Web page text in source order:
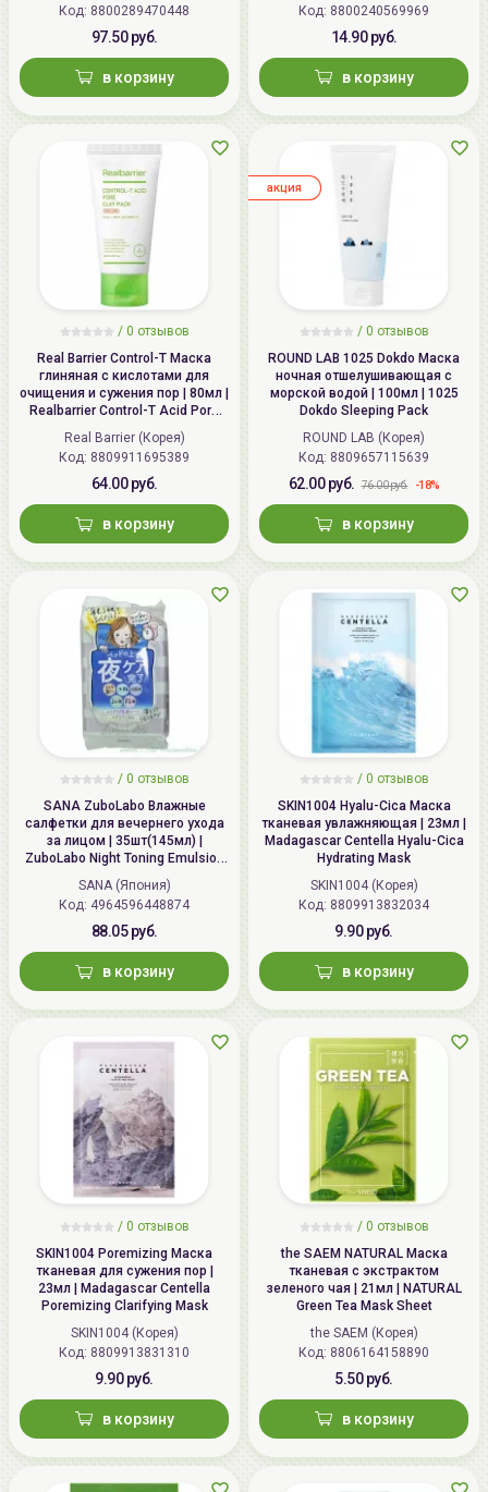
Код: 8800289470448
97.50 руб.
в корзину
Код: 8800240569969
14.90 руб.
в корзину
/ 0 отзывов
Real Barrier Control-T Маска
глиняная с кислотами для
очищения и сужения пор | 80мл |
Realbarrier Control-T Acid Pore
Clay Pack
Real Barrier (Корея)
Код: 8809911695389
64.00 руб.
в корзину
/ 0 отзывов
ROUND LAB 1025 Dokdo Маска
ночная отшелушивающая с
морской водой | 100мл | 1025
Dokdo Sleeping Pack
ROUND LAB (Корея)
Код: 8809657115639
62.00 руб. 76.00 руб. -18%
в корзину
aкция
/ 0 отзывов
SANA ZuboLabo Влажные
салфетки для вечернего ухода
за лицом | 35шт(145мл) |
ZuboLabo Night Toning Emulsion
Sheet
SANA (Япония)
Код: 4964596448874
88.05 руб.
в корзину
/ 0 отзывов
SKIN1004 Hyalu-Cica Маска
тканевая увлажняющая | 23мл |
Madagascar Centella Hyalu-Cica
Hydrating Mask
SKIN1004 (Корея)
Код: 8809913832034
9.90 руб.
в корзину
/ 0 отзывов
SKIN1004 Poremizing Маска
тканевая для сужения пор |
23мл | Madagascar Centella
Poremizing Clarifying Mask
SKIN1004 (Корея)
Код: 8809913831310
9.90 руб.
в корзину
/ 0 отзывов
the SAEM NATURAL Маска
тканевая с экстрактом
зеленого чая | 21мл | NATURAL
Green Tea Mask Sheet
the SAEM (Корея)
Код: 8806164158890
5.50 руб.
в корзину